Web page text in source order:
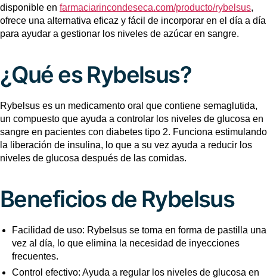
disponible en farmaciarincondeseca.com/producto/rybelsus,
ofrece una alternativa eficaz y fácil de incorporar en el día a día
para ayudar a gestionar los niveles de azúcar en sangre.
¿Qué es Rybelsus?
Rybelsus es un medicamento oral que contiene semaglutida,
un compuesto que ayuda a controlar los niveles de glucosa en
sangre en pacientes con diabetes tipo 2. Funciona estimulando
la liberación de insulina, lo que a su vez ayuda a reducir los
niveles de glucosa después de las comidas.
Beneficios de Rybelsus
Facilidad de uso: Rybelsus se toma en forma de pastilla una
vez al día, lo que elimina la necesidad de inyecciones
frecuentes.
Control efectivo: Ayuda a regular los niveles de glucosa en